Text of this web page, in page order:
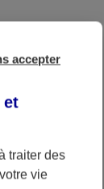
accepter
et
traiter des
vie